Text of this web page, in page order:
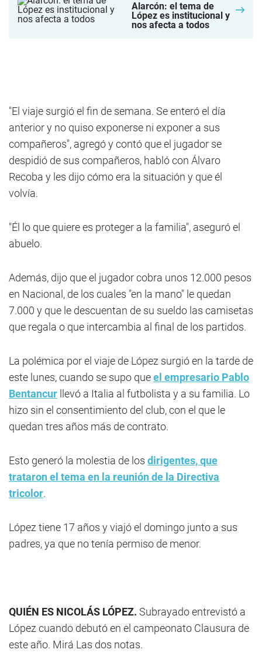
Alarcón: el tema de
López es institucional y
nos afecta a todos
"El viaje surgió el fin de semana. Se enteró el día
anterior y no quiso exponerse ni exponer a sus
compañeros", agregó y contó que el jugador se
despidió de sus compañeros, habló con Álvaro
Recoba y les dijo cómo era la situación y que él
volvía.
"Él lo que quiere es proteger a la familia", aseguró el
abuelo.
Además, dijo que el jugador cobra unos 12.000 pesos
en Nacional, de los cuales "en la mano" le quedan
7.000 y que le descuentan de su sueldo las camisetas
que regala o que intercambia al final de los partidos.
La polémica por el viaje de López surgió en la tarde de
este lunes, cuando se supo queel empresario Pablo
Bentancur llevó a Italia al futbolista y a su familia. Lo
hizo sin el consentimiento del club, con el que le
quedan tres años más de contrato.
Esto generó la molestia de los dirigentes, que
trataron el tema en la reunión de la Directiva
tricolor.
López tiene 17 años y viajó el domingo junto a sus
padres, ya que no tenía permiso de menor.
QUIÉN ES NICOLÁS LÓPEZ. Subrayado entrevistó a
López cuando debutó en el campeonato Clausura de
este año. Mirá Las dos notas.